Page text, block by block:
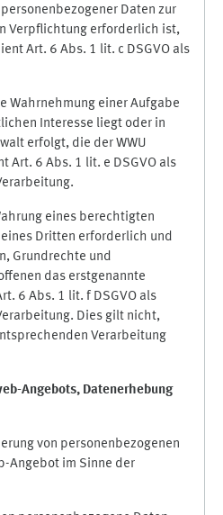
Daten zur
Verpflichtung erforderlich ist,
Art. 6 Abs. 1 lit. c DSGVO als
Wahrnehmung einer Aufgabe
Interesse liegt oder in
erfolgt, die der WWU
Art. 6 Abs. 1 lit. e DSGVO als
eines berechtigten
eines Dritten erforderlich und
Grundrechte und
das erstgenannte
6 Abs. 1 lit. f DSGVO als
Dies gilt nicht,
Verarbeitung
Angebots, Datenerhebung
von personenbezogenen
Angebot im Sinne der